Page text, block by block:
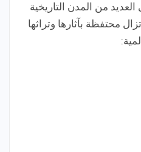
من المدن التاريخية
محتفظة بآثارها وتراثها